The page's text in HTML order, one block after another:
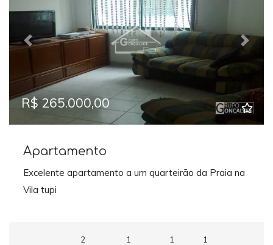
Previous Next
R$ 265.000,00
Apartamento
Excelente apartamento a um quarteirão da Praia na
Vila tupi
2
1
1
1